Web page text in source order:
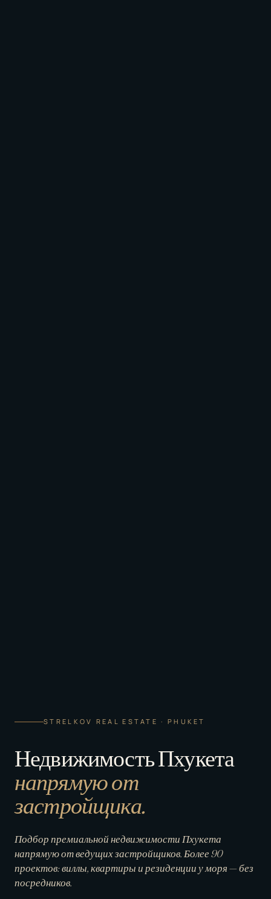
STRELKOV REAL ESTATE · PHUKET
Недвижимость Пхукета
напрямую от
застройщика.
Подбор премиальной недвижимости Пхукета
напрямую от ведущих застройщиков. Более 90
проектов: виллы, квартиры и резиденции у моря — без
посредников.